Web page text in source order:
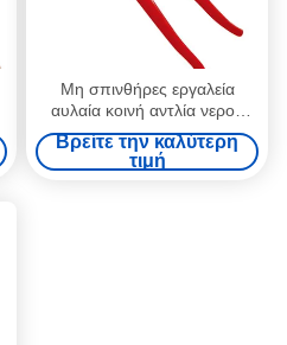
Μη σπινθήρες εργαλεία
αυλαία κοινή αντλία νερού
τεντήρα 10 ", 12 ̇ κατάλληλη
για αέριο αιθυλένιο 7,8%
αέριο υδρογόνου 21%
Βρείτε την καλύτερη
τιμή